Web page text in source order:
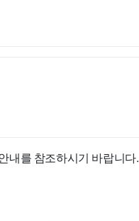
내를 참조하시기 바랍니다.